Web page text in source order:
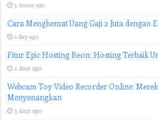
5 hours ago
Cara Menghemat Uang Gaji 2 Juta dengan
1 day ago
Fitur Epic Hosting Beon: Hosting Terbaik
2 days ago
Webcam Toy Video Recorder Online:
Menyenangkan
3 days ago